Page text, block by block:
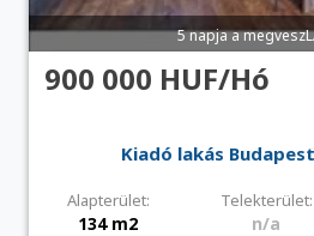
5 napja a
900 000 HUF/Hó
Kiadó lakás
Alapterület: Telekterület:
134 m2 n/a